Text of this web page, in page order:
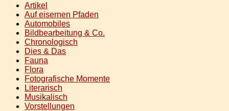
Artikel
Auf eisernen Pfaden
Automobiles
Bildbearbeitung & Co.
Chronologisch
Dies & Das
Fauna
Flora
Fotografische Momente
Literarisch
Musikalisch
Vorstellungen